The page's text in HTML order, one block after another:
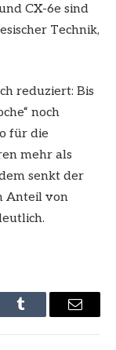
CX-6e sind
Technik,
reduziert: Bis
noch
für die
mehr als
senkt der
Anteil von
Tumblr Email